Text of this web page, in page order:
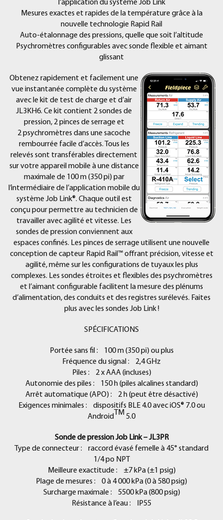
l’application du système Job Link
Mesures exactes et rapides de la température grâce à la
nouvelle technologie Rapid Rail
Auto-étalonnage des pressions, quelle que soit l’altitude
Psychromètres configurables avec sonde flexible et aimant
glissant
Obtenez rapidement et facilement une
vue instantanée complète du système
avec le kit de test de charge et d’air
JL3KH6. Ce kit contient 2 sondes de
pression, 2 pinces de serrage et
2 psychromètres dans une sacoche
rembourrée facile d’accès. Tous les
relevés sont transférables directement
sur votre appareil mobile à une distance
maximale de 100 m (350 pi) par
l’intermédiaire de l’application mobile du
système Job Link®. Chaque outil est
conçu pour permettre au technicien de
travailler avec agilité et vitesse. Les
sondes de pression conviennent aux
espaces confinés. Les pinces de serrage utilisent une nouvelle
conception de capteur Rapid Rail™ offrant précision, vitesse et
agilité, même sur les configurations de tuyaux les plus
complexes. Les sondes étroites et flexibles des psychromètres
et l’aimant configurable facilitent la mesure des plénums
d’alimentation, des conduits et des registres surélevés. Faites
plus avec les sondes Job Link !
SPÉCIFICATIONS
Portée sans fil : 100 m (350 pi) ou plus
Fréquence du signal : 2,4 GHz
Piles : 2 x AAA (incluses)
Autonomie des piles : 150 h (piles alcalines standard)
Arrêt automatique (APO) : 2 h (peut être désactivé)
Exigences minimales : dispositifs BLE 4.0 avec iOS® 7.0 ou
Android
TM 5.0
Sonde de pression Job Link – JL3PR
Type de connecteur : raccord évasé femelle à 45° standard
1/4 po NPT
Meilleure exactitude : ±7 kPa (±1 psig)
Plage de mesures : 0 à 4 000 kPa (0 à 580 psig)
Surcharge maximale : 5500 kPa (800 psig)
Résistance à l’eau : IP55